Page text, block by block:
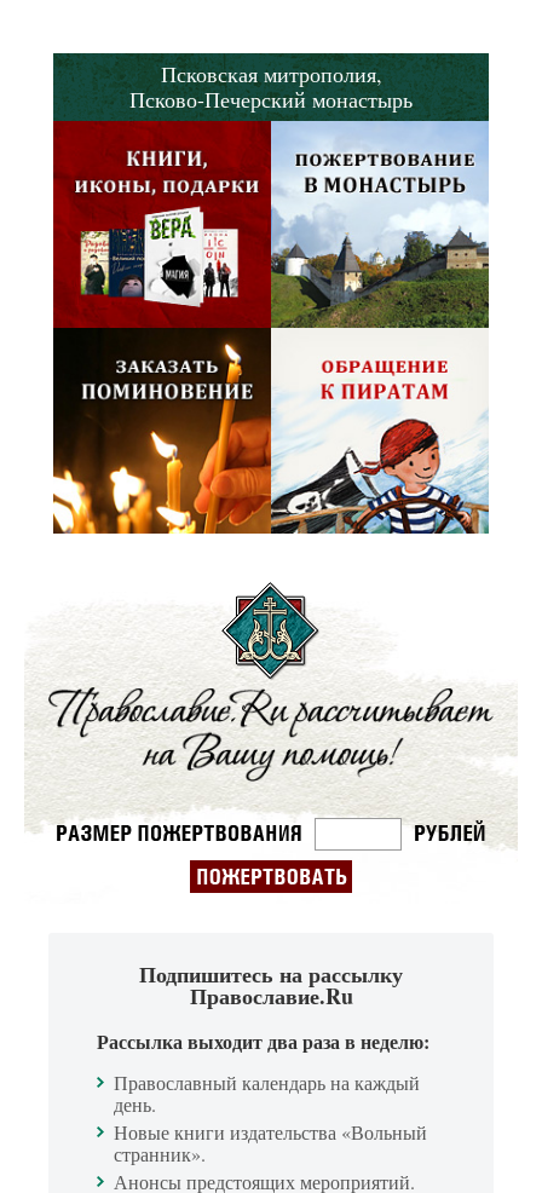
Псковская митрополия,
Псково-Печерский монастырь
Подпишитесь на рассылку
Православие.Ru
Рассылка выходит два раза в неделю:
Православный календарь на каждый
день.
Новые книги издательства «Вольный
странник».
Анонсы предстоящих мероприятий.